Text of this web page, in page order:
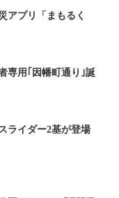
アプリ「まもるく
専用｢因幡町通り｣誕
ライダー2基が登場